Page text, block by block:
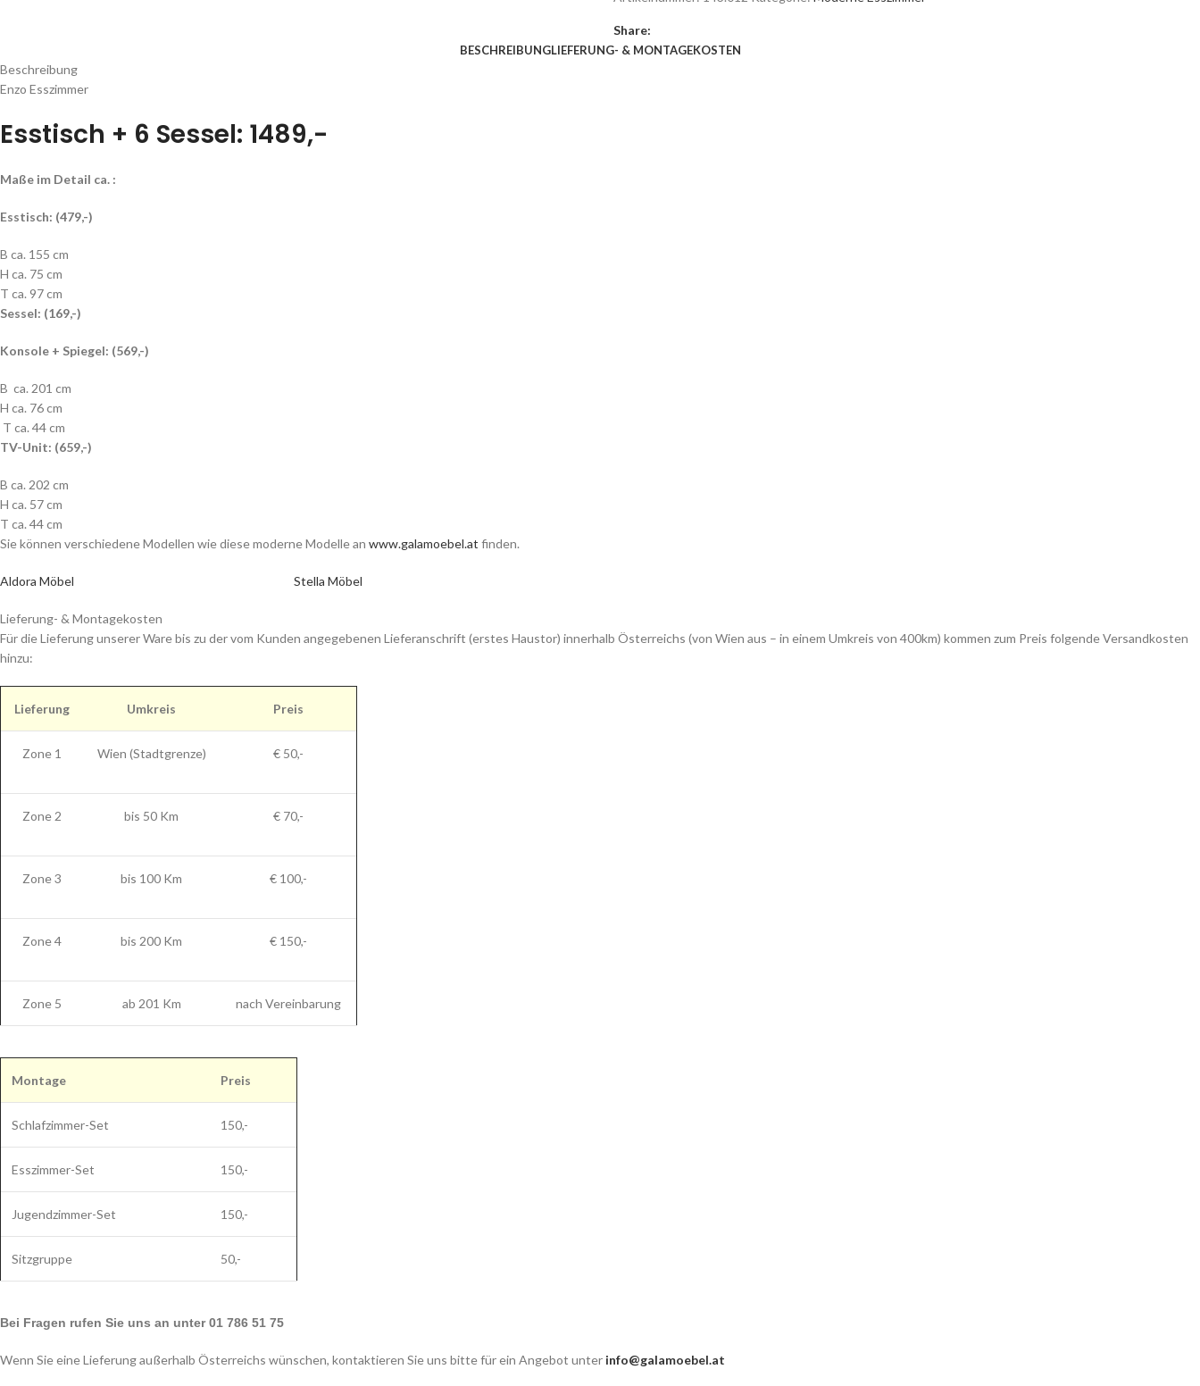
Share:
BESCHREIBUNGLIEFERUNG- & MONTAGEKOSTEN
Beschreibung
Enzo Esszimmer
Esstisch + 6 Sessel: 1489,-
Maße im Detail ca. :
Esstisch: (479,-)
B ca. 155 cm
H ca. 75 cm
T ca. 97 cm
Sessel: (169,-)
Konsole + Spiegel: (569,-)
B ca. 201 cm
H ca. 76 cm
T ca. 44 cm
TV-Unit: (659,-)
B ca. 202 cm
H ca. 57 cm
T ca. 44 cm
Sie können verschiedene Modellen wie diese moderne Modelle an www.galamoebel.at finden.
Aldora Möbel Stella Möbel
Lieferung- & Montagekosten
Für die Lieferung unserer Ware bis zu der vom Kunden angegebenen Lieferanschrift (erstes Haustor) innerhalb Österreichs (von Wien aus – in einem Umkreis von 400km) kommen zum Preis folgende Versandkosten
hinzu:
Lieferung Umkreis Preis
Zone 1 Wien (Stadtgrenze) € 50,-
Zone 2 bis 50 Km € 70,-
Zone 3 bis 100 Km € 100,-
Zone 4 bis 200 Km € 150,-
Zone 5 ab 201 Km nach Vereinbarung
Montage Preis
Schlafzimmer-Set 150,-
Esszimmer-Set 150,-
Jugendzimmer-Set 150,-
Sitzgruppe 50,-
Bei Fragen rufen Sie uns an unter 01 786 51 75
Wenn Sie eine Lieferung außerhalb Österreichs wünschen, kontaktieren Sie uns bitte für ein Angebot unter info@galamoebel.at